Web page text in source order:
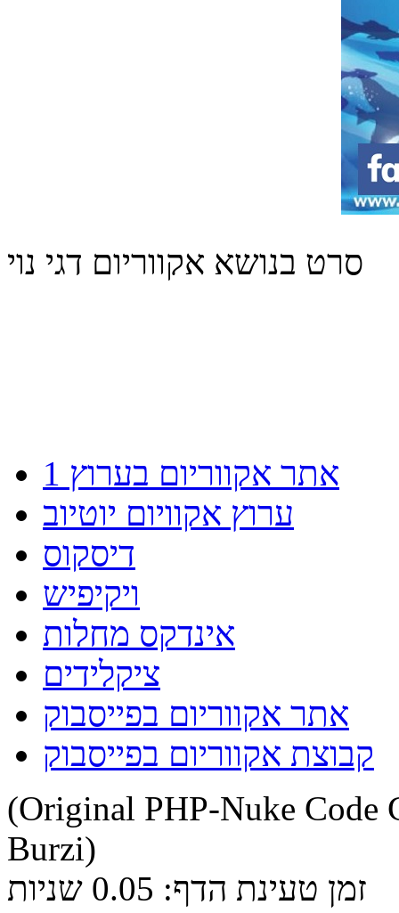
סרט בנושא אקווריום דגי נוי
אתר אקווריום בערוץ 1
ערוץ אקוויום יוטיוב
דיסקוס
ויקיפיש
אינדקס מחלות
ציקלידים
אתר אקווריום בפייסבוק
קבוצת אקווריום בפייסבוק
(Original PHP-Nuke Code
Burzi)
זמן טעינת הדף: 0.05 שניות